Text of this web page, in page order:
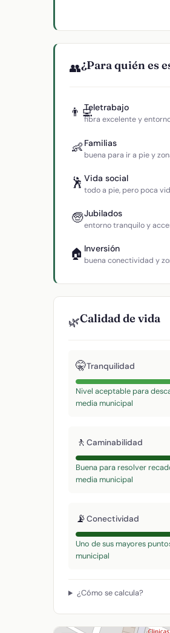
👥¿Para quién es
👨‍💻Teletrabajo
fibra excelente y
👶 Familias
buena para ir a pie y
🕺 Vida social
todo a pie, pero poca
🧓Jubilados
entorno tranquilo y
🏠 Inversión
buena conectividad y
🌿Calidad de vida
🤫Tranquilidad
Nivel aceptable para
media municipal
🚶 Caminabilidad
Buena para resolver
media municipal
📡Conectividad
Uno de sus mayores
municipal
¿Cómo se calcula?